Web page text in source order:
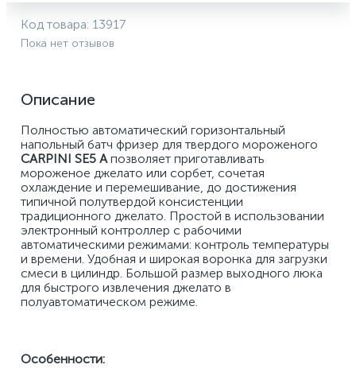
Код товара: 13917
Пока нет отзывов
Описание
Полностью автоматический горизонтальный
CARPINI SE5 A позволяет приготавливать
мороженое джелато или сорбет, сочетая
охлаждение и перемешивание, до достижения
типичной полутвердой консистенции
традиционного джелато. Простой в использовании
электронный контроллер с рабочими
автоматическими режимами: контроль температуры
и времени. Удобная и широкая воронка для загрузки
смеси в цилиндр. Большой размер выходного люка
для быстрого извлечения джелато в
полуавтоматическом режиме.
Особенности: